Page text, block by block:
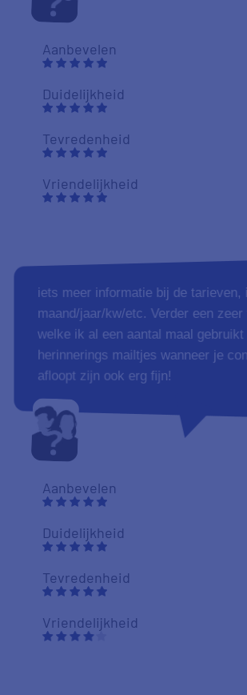
Aanbevelen
Duidelijkheid
Tevredenheid
Vriendelijkheid
iets meer informatie bij de tarieven,
maand/jaar/kw/etc. Verder een
welke ik al een aantal maal
herinnerings mailtjes wanneer je
afloopt zijn ook erg fijn!
Aanbevelen
Duidelijkheid
Tevredenheid
Vriendelijkheid